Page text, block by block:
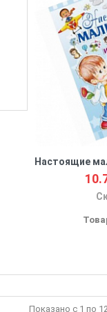
Показано с 1 по